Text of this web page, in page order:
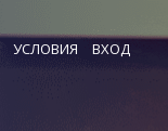
УСЛОВИЯ ВХОД